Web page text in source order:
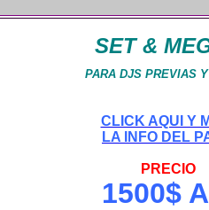
SET &
PARA DJS PREVIAS
CLICK AQUI Y
LA INFO DEL
PRECIO
1500$